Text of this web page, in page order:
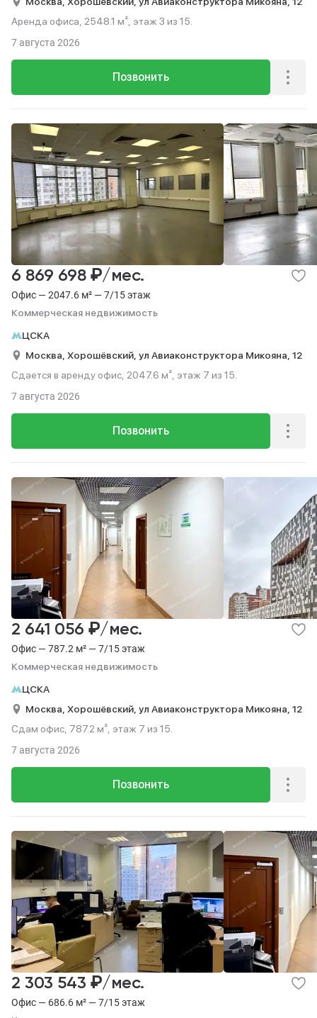
Аренда офиса, 2548.1 м², этаж 3 из 15.
Позвонить
7 августа 2026
Офис — 2047.6 м² — 7/15 этаж
Коммерческая недвижимость
6 869 698 ₽/мес.
ЦСКА
Москва, Хорошёвский, ул Авиаконструктора Микояна, 12
Сдается в аренду офис, 2047.6 м², этаж 7 из 15.
Позвонить
7 августа 2026
Офис — 787.2 м² — 7/15 этаж
Коммерческая недвижимость
2 641 056 ₽/мес.
ЦСКА
Москва, Хорошёвский, ул Авиаконструктора Микояна, 12
Сдам офис, 787.2 м², этаж 7 из 15.
Позвонить
7 августа 2026
Офис — 686.6 м² — 7/15 этаж
2 303 543 ₽/мес.